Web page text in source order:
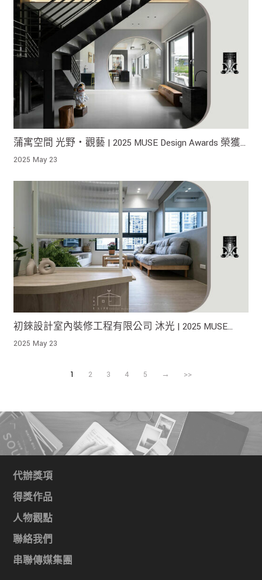
蒲寓空間 光野・觀藝 | 2025 MUSE Design Awards 榮獲
銀獎！
2025 May 23
初錸設計室內裝修工程有限公司 沐光 | 2025 MUSE
Design Awards 榮獲銀獎！
2025 May 23
1 2 3 4 5 → >>
代辦獎項
得獎作品
人物觀點
聯絡我們
串聯傳媒集團